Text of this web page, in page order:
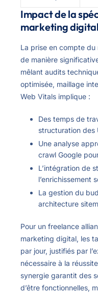
Impact de la
marketing
La prise en compte
de manière
mêlant audits
optimisée, maillage
Web Vitals implique :
Des temps de
structuration des
Une analyse
crawl Google
L’intégration de
l’enrichissement
La gestion du
architecture
Pour un freelance
marketing digital, les
par jour, justifiés par
nécessaire à la
synergie garantit des
d’être fonctionnelles,